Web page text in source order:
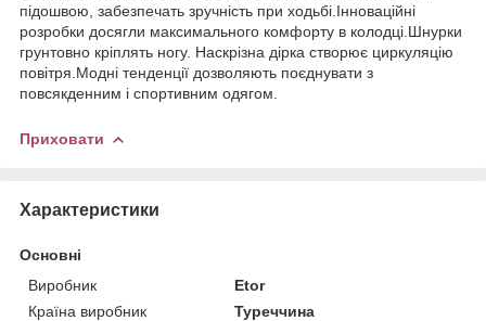
підошвою, забезпечать зручність при ходьбі.Інноваційні
розробки досягли максимального комфорту в колодці.Шнурки
грунтовно кріплять ногу. Наскрізна дірка створює циркуляцію
повітря.Модні тенденції дозволяють поєднувати з
повсякденним і спортивним одягом.
Приховати
Характеристики
Основні
Виробник
Etor
Країна виробник
Туреччина